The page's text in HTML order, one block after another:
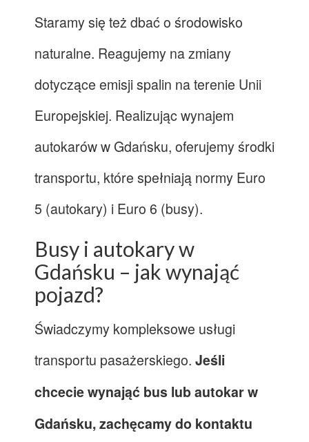
Staramy się też dbać o środowisko
naturalne. Reagujemy na zmiany
dotyczące emisji spalin na terenie Unii
Europejskiej. Realizując wynajem
autokarów w Gdańsku, oferujemy środki
transportu, które spełniają normy Euro
5 (autokary) i Euro 6 (busy).
Busy i autokary w
Gdańsku – jak wynająć
pojazd?
Świadczymy kompleksowe usługi
transportu pasażerskiego. Jeśli
chcecie wynająć bus lub autokar w
Gdańsku, zachęcamy do kontaktu